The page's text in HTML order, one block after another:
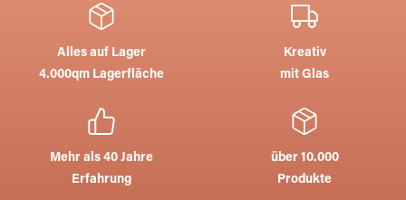
Alles auf Lager
4.000qm Lagerfläche
Kreativ
mit Glas
Mehr als 40 Jahre
Erfahrung
über 10.000
Produkte